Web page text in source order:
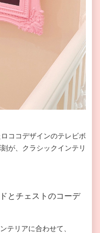
ココデザインのテレビボ
が、クラシックインテリ
とチェストのコーデ
テリアに合わせて、